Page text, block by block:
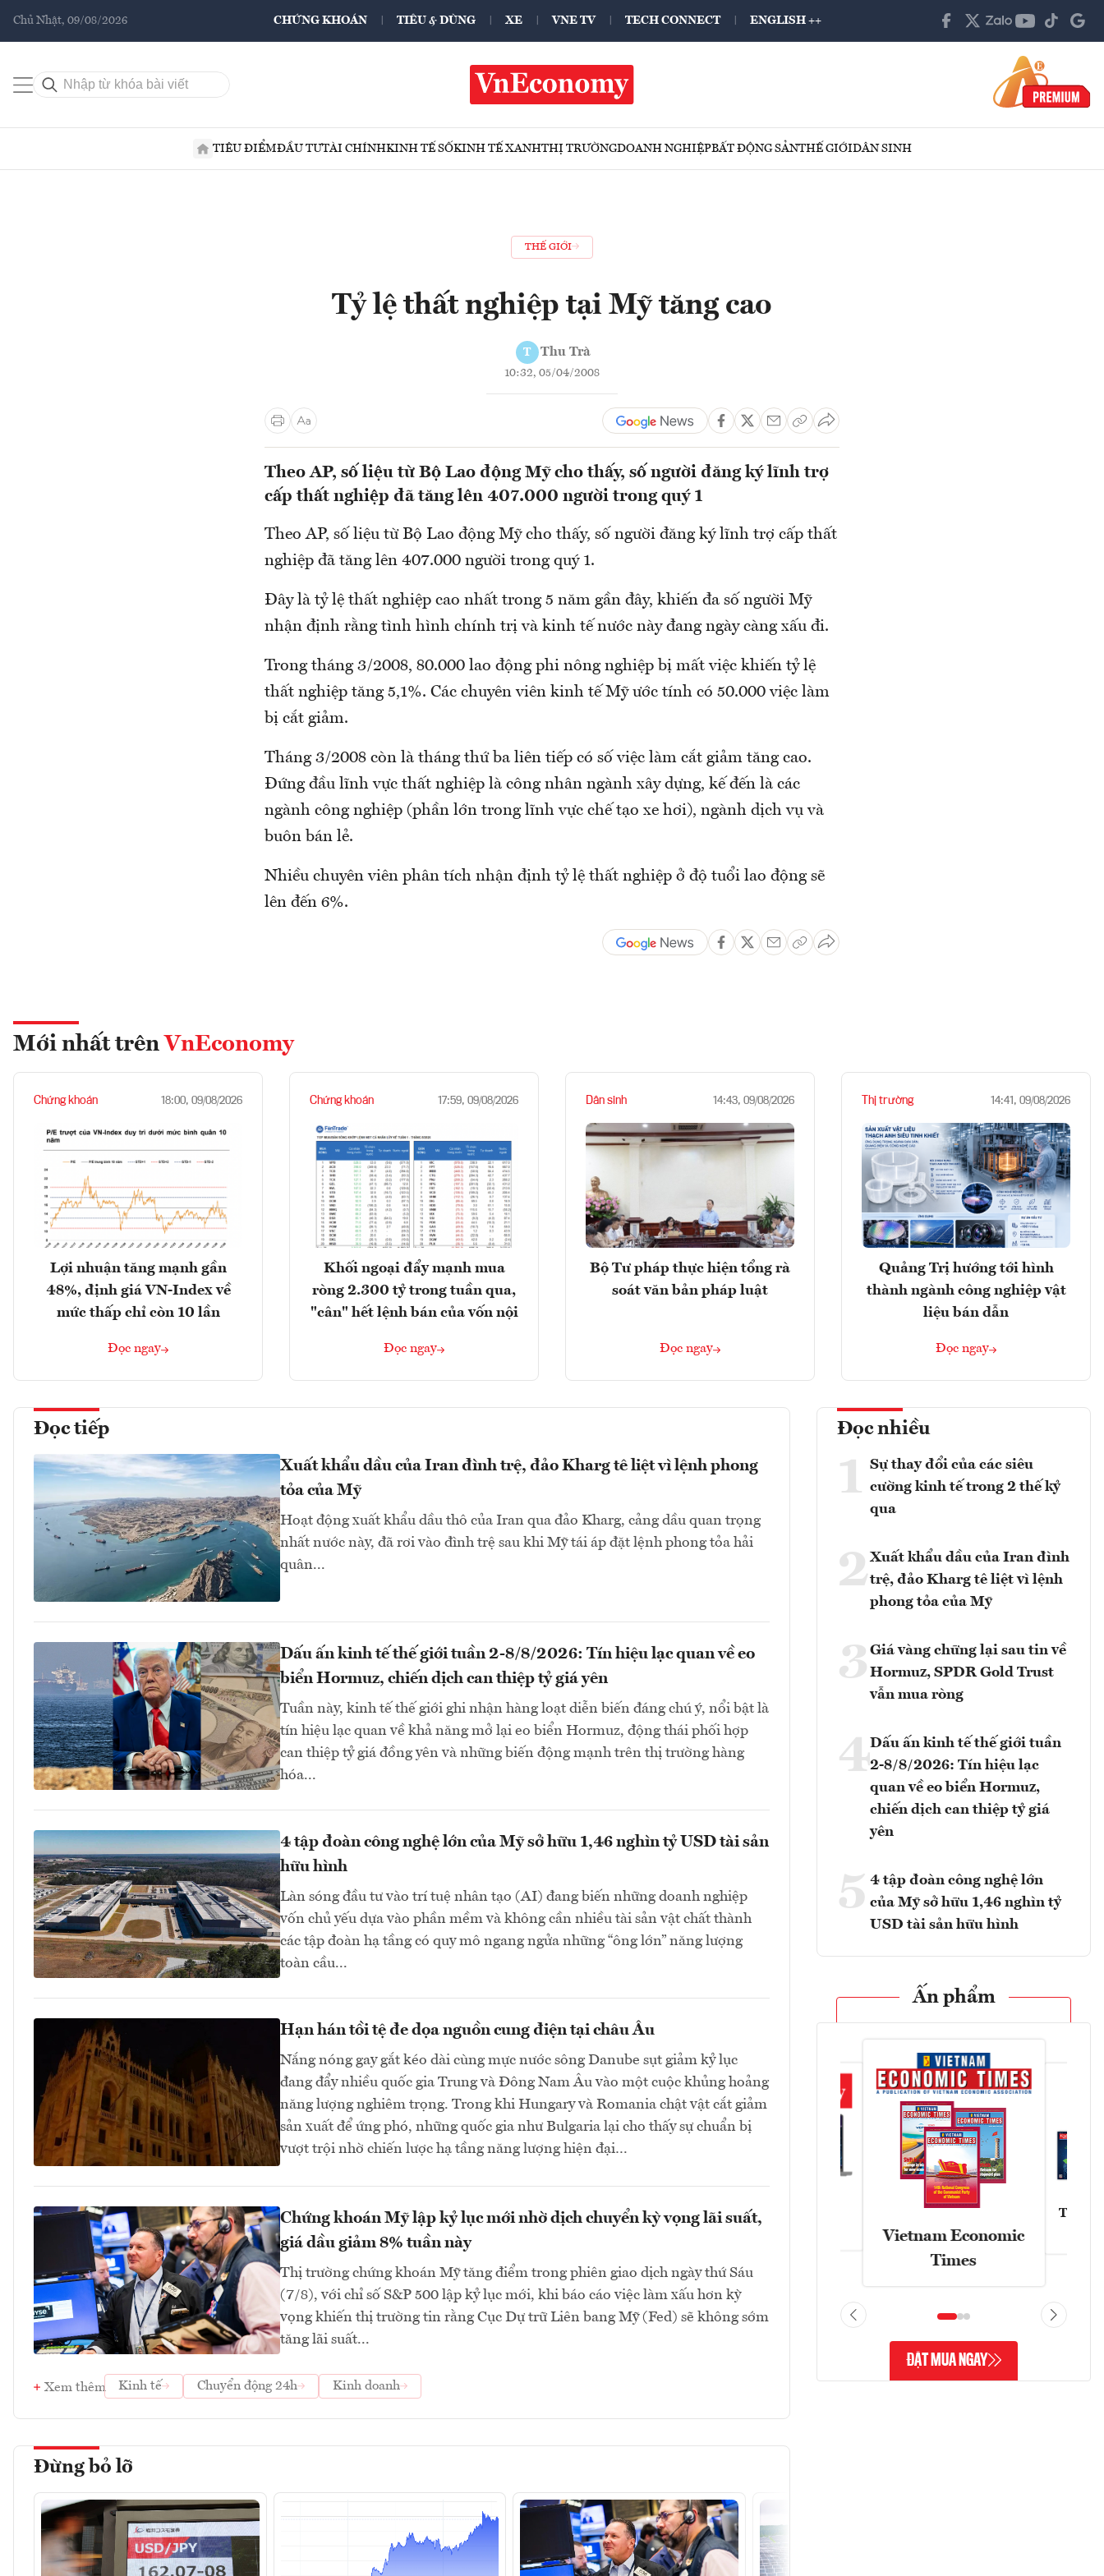
Chủ Nhật, 09/08/2026 CHỨNG KHOÁN TIÊU & DÙNG XE VNE TV TECH CONNECT ENGLISH ++
TIÊU ĐIỂMĐẦU TƯTÀI CHÍNHKINH TẾ SỐKINH TẾ XANHTHỊ TRƯỜNGDOANH NGHIỆPBẤT ĐỘNG SẢNTHẾ GIỚIDÂN SINH
THẾ GIỚI
Tỷ lệ thất nghiệp tại Mỹ tăng cao
T Thu Trà
10:32, 05/04/2008
Theo AP, số liệu từ Bộ Lao động Mỹ cho thấy, số người đăng ký lĩnh trợ
cấp thất nghiệp đã tăng lên 407.000 người trong quý 1
Theo AP, số liệu từ Bộ Lao động Mỹ cho thấy, số người đăng ký lĩnh trợ cấp thất
nghiệp đã tăng lên 407.000 người trong quý 1.
Đây là tỷ lệ thất nghiệp cao nhất trong 5 năm gần đây, khiến đa số người Mỹ
nhận định rằng tình hình chính trị và kinh tế nước này đang ngày càng xấu đi.
Trong tháng 3/2008, 80.000 lao động phi nông nghiệp bị mất việc khiến tỷ lệ
thất nghiệp tăng 5,1%. Các chuyên viên kinh tế Mỹ ước tính có 50.000 việc làm
bị cắt giảm.
Tháng 3/2008 còn là tháng thứ ba liên tiếp có số việc làm cắt giảm tăng cao.
Đứng đầu lĩnh vực thất nghiệp là công nhân ngành xây dựng, kế đến là các
ngành công nghiệp (phần lớn trong lĩnh vực chế tạo xe hơi), ngành dịch vụ và
buôn bán lẻ.
Nhiều chuyên viên phân tích nhận định tỷ lệ thất nghiệp ở độ tuổi lao động sẽ
lên đến 6%.
Mới nhất trên VnEconomy
Chứng khoán 18:00, 09/08/2026
Lợi nhuận tăng mạnh gần
48%, định giá VN-Index về
mức thấp chỉ còn 10 lần
Đọc ngay
Chứng khoán 17:59, 09/08/2026
Khối ngoại đẩy mạnh mua
ròng 2.300 tỷ trong tuần qua,
"cân" hết lệnh bán của vốn nội
Đọc ngay
Dân sinh 14:43, 09/08/2026
Bộ Tư pháp thực hiện tổng rà
soát văn bản pháp luật
Đọc ngay
Thị trường 14:41, 09/08/2026
Quảng Trị hướng tới hình
thành ngành công nghiệp vật
liệu bán dẫn
Đọc ngay
Đọc tiếp
Xuất khẩu dầu của Iran đình trệ, đảo Kharg tê liệt vì lệnh phong
tỏa của Mỹ
Hoạt động xuất khẩu dầu thô của Iran qua đảo Kharg, cảng dầu quan trọng
nhất nước này, đã rơi vào đình trệ sau khi Mỹ tái áp đặt lệnh phong tỏa hải
quân...
Dấu ấn kinh tế thế giới tuần 2-8/8/2026: Tín hiệu lạc quan về eo
biển Hormuz, chiến dịch can thiệp tỷ giá yên
Tuần này, kinh tế thế giới ghi nhận hàng loạt diễn biến đáng chú ý, nổi bật là
tín hiệu lạc quan về khả năng mở lại eo biển Hormuz, động thái phối hợp
can thiệp tỷ giá đồng yên và những biến động mạnh trên thị trường hàng
hóa...
4 tập đoàn công nghệ lớn của Mỹ sở hữu 1,46 nghìn tỷ USD tài sản
hữu hình
Làn sóng đầu tư vào trí tuệ nhân tạo (AI) đang biến những doanh nghiệp
vốn chủ yếu dựa vào phần mềm và không cần nhiều tài sản vật chất thành
các tập đoàn hạ tầng có quy mô ngang ngửa những “ông lớn” năng lượng
toàn cầu...
Hạn hán tồi tệ đe dọa nguồn cung điện tại châu Âu
Nắng nóng gay gắt kéo dài cùng mực nước sông Danube sụt giảm kỷ lục
đang đẩy nhiều quốc gia Trung và Đông Nam Âu vào một cuộc khủng hoảng
năng lượng nghiêm trọng. Trong khi Hungary và Romania chật vật cắt giảm
sản xuất để ứng phó, những quốc gia như Bulgaria lại cho thấy sự chuẩn bị
vượt trội nhờ chiến lược hạ tầng năng lượng hiện đại…
Chứng khoán Mỹ lập kỷ lục mới nhờ dịch chuyển kỳ vọng lãi suất,
giá dầu giảm 8% tuần này
Thị trường chứng khoán Mỹ tăng điểm trong phiên giao dịch ngày thứ Sáu
(7/8), với chỉ số S&P 500 lập kỷ lục mới, khi báo cáo việc làm xấu hơn kỳ
vọng khiến thị trường tin rằng Cục Dự trữ Liên bang Mỹ (Fed) sẽ không sớm
tăng lãi suất...
Xem thêm Kinh tế Chuyển động 24h Kinh doanh
Đừng bỏ lỡ
Đọc nhiều
1 Sự thay đổi của các siêu
cường kinh tế trong 2 thế kỷ
qua
2Xuất khẩu dầu của Iran đình
trệ, đảo Kharg tê liệt vì lệnh
phong tỏa của Mỹ
3 Giá vàng chững lại sau tin về
Hormuz, SPDR Gold Trust
vẫn mua ròng
4Dấu ấn kinh tế thế giới tuần
2-8/8/2026: Tín hiệu lạc
quan về eo biển Hormuz,
chiến dịch can thiệp tỷ giá
yên
5 4 tập đoàn công nghệ lớn
của Mỹ sở hữu 1,46 nghìn tỷ
USD tài sản hữu hình
Ấn phẩm
Askonomy
Vietnam Economic
Times
Tạp
ĐẶT MUA NGAY